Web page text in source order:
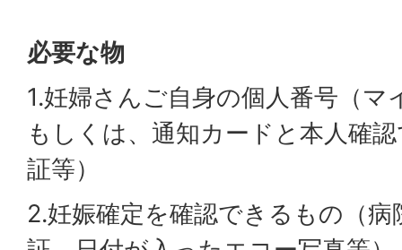
必要な物
1.妊婦さんご自身の個人番号（マ
もしくは、通知カードと本人確
証等）
2.妊娠確定を確認できるもの（